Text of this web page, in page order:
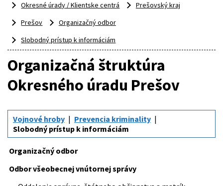
Okresné úrady / Klientske centrá
Prešovský kraj
Prešov
Organizačný odbor
Slobodný prístup k informáciám
Organizačná štruktúra
Okresného úradu Prešov
Vojnové hroby
Prevencia kriminality
Slobodný prístup k informáciám
Organizačný odbor
Odbor všeobecnej vnútornej správy